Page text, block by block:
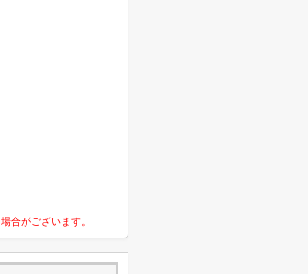
合がございます。